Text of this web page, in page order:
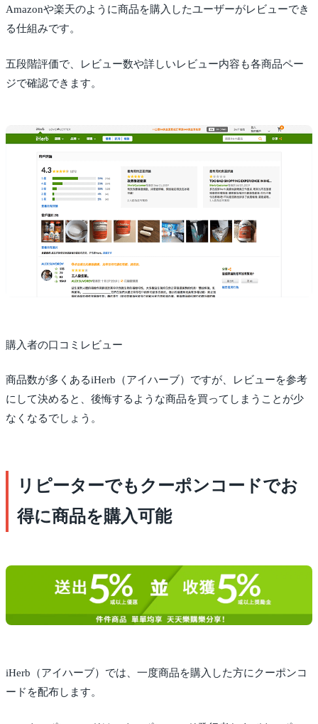
Amazonや楽天のように商品を購入したユーザーがレビューでき
る仕組みです。
五段階評価で、レビュー数や詳しいレビュー内容も各商品ペー
ジで確認できます。
購入者の口コミレビュー
商品数が多くあるiHerb（アイハーブ）ですが、レビューを参考
にして決めると、後悔するような商品を買ってしまうことが少
なくなるでしょう。
リピーターでもクーポンコードでお
得に商品を購入可能
iHerb（アイハーブ）では、一度商品を購入した方にクーポンコ
ードを配布します。